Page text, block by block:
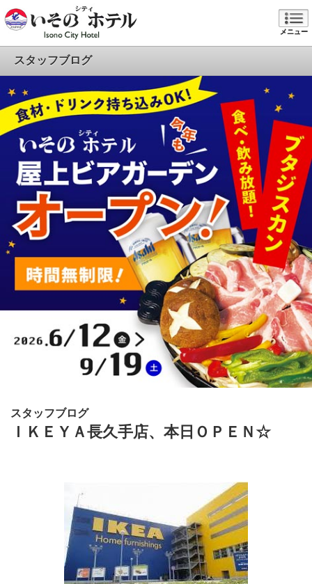
メニュー
スタッフブログ
スタッフブログ
ＩＫＥＹＡ長久手店、本日ＯＰＥＮ☆